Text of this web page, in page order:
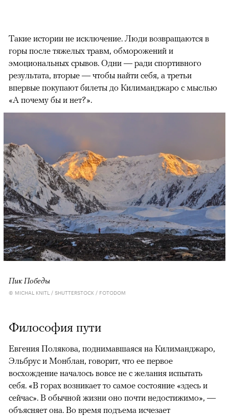
Такие истории не исключение. Люди возвращаются в
горы после тяжелых травм, обморожений и
эмоциональных срывов. Одни — ради спортивного
результата, вторые — чтобы найти себя, а третьи
впервые покупают билеты до Килиманджаро с мыслью
«А почему бы и нет?».
Пик Победы
© MICHAL KNITL / SHUTTERSTOCK / FOTODOM
Философия пути
Евгения Полякова, поднимавшаяся на Килиманджаро,
Эльбрус и Монблан, говорит, что ее первое
восхождение началось вовсе не с желания испытать
себя. «В горах возникает то самое состояние «здесь и
сейчас». В обычной жизни оно почти недостижимо», —
объясняет она. Во время подъема исчезает